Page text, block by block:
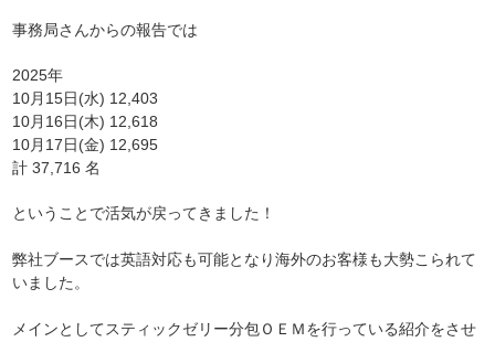
事務局さんからの報告では
2025年
10月15日(水) 12,403
10月16日(木) 12,618
10月17日(金) 12,695
計 37,716 名
ということで活気が戻ってきました！
弊社ブースでは英語対応も可能となり海外のお客様も大勢こられて
いました。
メインとしてスティックゼリー分包ＯＥＭを行っている紹介をさせ